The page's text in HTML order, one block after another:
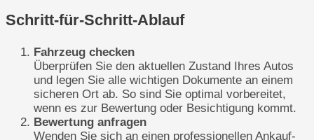
Schritt-für-Schritt-Ablauf
Fahrzeug checken
Überprüfen Sie den aktuellen Zustand Ihres Autos
und legen Sie alle wichtigen Dokumente an einem
sicheren Ort ab. So sind Sie optimal vorbereitet,
wenn es zur Bewertung oder Besichtigung kommt.
Bewertung anfragen
Wenden Sie sich an einen professionellen Ankauf-